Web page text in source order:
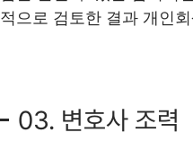
적으로 검토한 결과 개인
03. 변호사 조력